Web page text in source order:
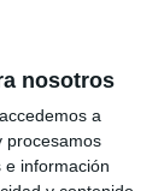
nosotros
a
procesamos
e información
una
para la